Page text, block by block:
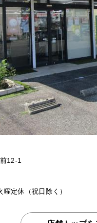
12-1
定休（祝日除く）